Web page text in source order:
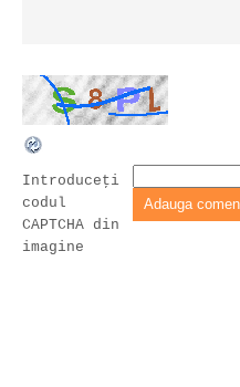
Introduceţi
codul
CAPTCHA din
imagine